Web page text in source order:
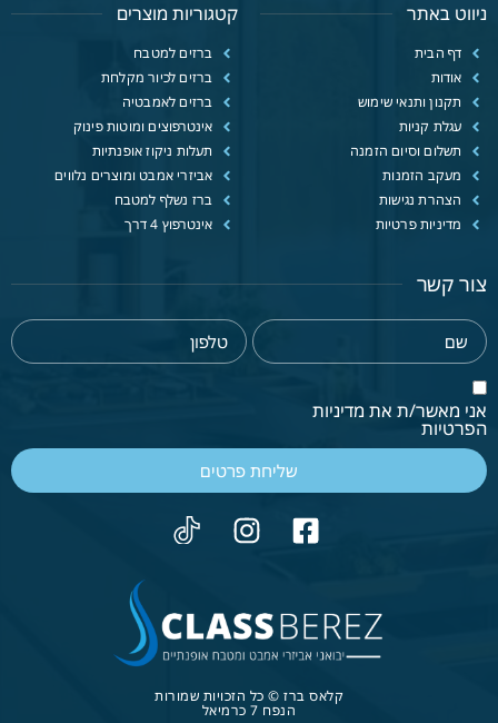
ניווט באתר
דף הבית
אודות
תקנון ותנאי שימוש
עגלת קניות
תשלום וסיום הזמנה
מעקב הזמנות
הצהרת נגישות
מדיניות פרטיות
קטגוריות מוצרים
ברזים למטבח
ברזים לכיור מקלחת
ברזים לאמבטיה
אינטרפוצים ומוטות פינוק
תעלות ניקוז אופנתיות
אביזרי אמבט ומוצרים נלווים
ברז נשלף למטבח
אינטרפוץ 4 דרך
צור קשר
אני מאשר/ת את מדיניות
הפרטיות
שליחת פרטים
קלאס ברז © כל הזכויות שמורות
הנפח 7 כרמיאל